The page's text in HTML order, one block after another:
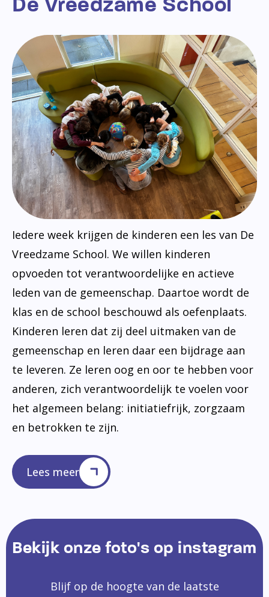
Iedere week krijgen de kinderen een les van De
Vreedzame School. We willen kinderen
opvoeden tot verantwoordelijke en actieve
leden van de gemeenschap. Daartoe wordt de
klas en de school beschouwd als oefenplaats.
Kinderen leren dat zij deel uitmaken van de
gemeenschap en leren daar een bijdrage aan
te leveren. Ze leren oog en oor te hebben voor
anderen, zich verantwoordelijk te voelen voor
het algemeen belang: initiatiefrijk, zorgzaam
en betrokken te zijn.
Lees meer
Bekijk onze foto's op instagram
Blijf op de hoogte van de laatste